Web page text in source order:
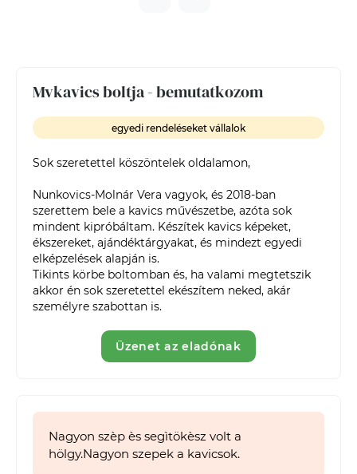
Mvkavics boltja - bemutatkozom
egyedi rendeléseket vállalok
Sok szeretettel köszöntelek oldalamon,
Nunkovics-Molnár Vera vagyok, és 2018-ban
szerettem bele a kavics művészetbe, azóta sok
mindent kipróbáltam. Készítek kavics képeket,
ékszereket, ajándéktárgyakat, és mindezt egyedi
elképzelések alapján is.
Tikints körbe boltomban és, ha valami megtetszik
akkor én sok szeretettel ekészítem neked, akár
személyre szabottan is.
Üzenet az eladónak
Nagyon szèp ès segìtökèsz volt a
hölgy.Nagyon szepek a kavicsok.